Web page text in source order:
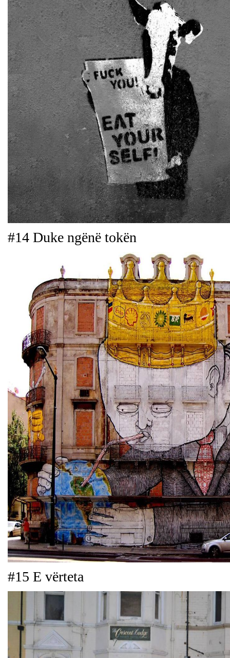
#14 Duke ngënë tokën
#15 E vërteta